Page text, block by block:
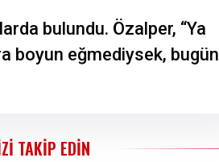
bulundu. Özalper, “Ya
boyun eğmediysek, bugün
TAKIP EDIN